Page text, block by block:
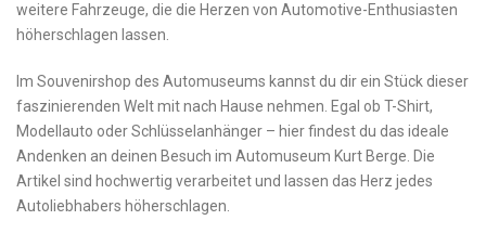
⁢weitere Fahrzeuge, ⁢die die Herzen ​von ​Automotive-Enthusiasten
höherschlagen lassen.
Im Souvenirshop ‌des Automuseums kannst du dir ein Stück dieser
faszinierenden Welt mit nach Hause nehmen. ‌Egal ob ‌T-Shirt,
Modellauto oder ​Schlüsselanhänger – hier findest du das ideale
⁤Andenken⁣ an deinen Besuch im Automuseum Kurt ⁤Berge. Die
Artikel sind hochwertig verarbeitet und lassen das Herz ​jedes‌
Autoliebhabers höherschlagen.